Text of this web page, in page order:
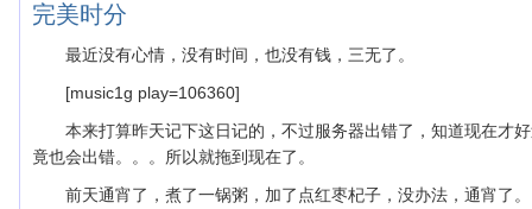
完美时分
最近没有心情，没有时间，也没有钱，三无了。
[music1g play=106360]
本来打算昨天记下这日记的，不过服务器出错了，知道现在才
竟也会出错。。。所以就拖到现在了。
前天通宵了，煮了一锅粥，加了点红枣杞子，没办法，通宵了